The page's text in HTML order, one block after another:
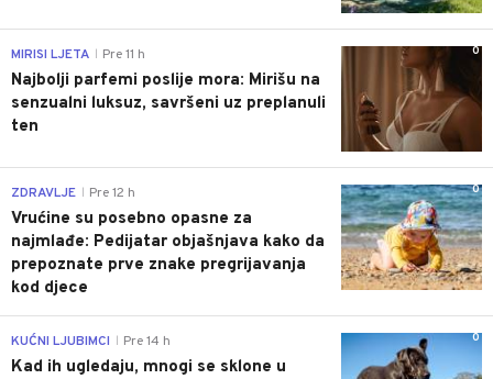
0
MIRISI LJETA Pre 11 h
Najbolji parfemi poslije mora: Mirišu na
senzualni luksuz, savršeni uz preplanuli
ten
0
ZDRAVLJE Pre 12 h
Vrućine su posebno opasne za
najmlađe: Pedijatar objašnjava kako da
prepoznate prve znake pregrijavanja
kod djece
0
KUĆNI LJUBIMCI Pre 14 h
Kad ih ugledaju, mnogi se sklone u